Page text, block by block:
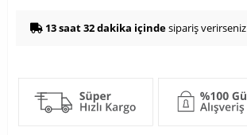
13 saat 32 dakika içindesipariş verirseniz